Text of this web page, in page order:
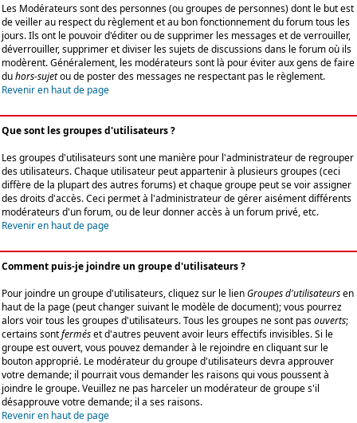
Les Modérateurs sont des personnes (ou groupes de personnes) dont le but est
de veiller au respect du règlement et au bon fonctionnement du forum tous les
jours. Ils ont le pouvoir d'éditer ou de supprimer les messages et de verrouiller,
déverrouiller, supprimer et diviser les sujets de discussions dans le forum où ils
modèrent. Généralement, les modérateurs sont là pour éviter aux gens de faire
duhors-sujetou de poster des messages ne respectant pas le règlement.
Revenir en haut de page
Que sont les groupes d'utilisateurs ?
Les groupes d'utilisateurs sont une manière pour l'administrateur de regrouper
des utilisateurs. Chaque utilisateur peut appartenir à plusieurs groupes (ceci
diffère de la plupart des autres forums) et chaque groupe peut se voir assigner
des droits d'accès. Ceci permet à l'administrateur de gérer aisément différents
modérateurs d'un forum, ou de leur donner accès à un forum privé, etc.
Revenir en haut de page
Comment puis-je joindre un groupe d'utilisateurs ?
Pour joindre un groupe d'utilisateurs, cliquez sur le lienGroupes d'utilisateursen
haut de la page (peut changer suivant le modèle de document); vous pourrez
alors voir tous les groupes d'utilisateurs. Tous les groupes ne sont pasouverts;
certains sontferméset d'autres peuvent avoir leurs effectifs invisibles. Si le
groupe est ouvert, vous pouvez demander à le rejoindre en cliquant sur le
bouton approprié. Le modérateur du groupe d'utilisateurs devra approuver
votre demande; il pourrait vous demander les raisons qui vous poussent à
joindre le groupe. Veuillez ne pas harceler un modérateur de groupe s'il
désapprouve votre demande; il a ses raisons.
Revenir en haut de page